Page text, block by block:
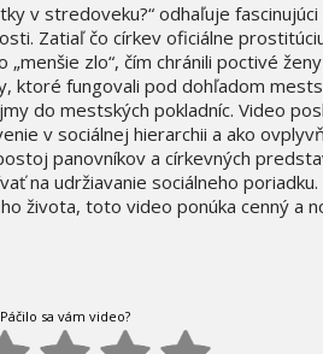
v stredoveku?“ odhaľuje fascinujúci
Zatiaľ čo církev oficiálne
zlo“, čím chránili poctivé
ktoré fungovali pod dohľadom
do mestských pokladníc. Video
v sociálnej hierarchii a ako
panovníkov a církevných
na udržiavanie sociálneho
života, toto video ponúka cenný a
Páčilo sa vám video?